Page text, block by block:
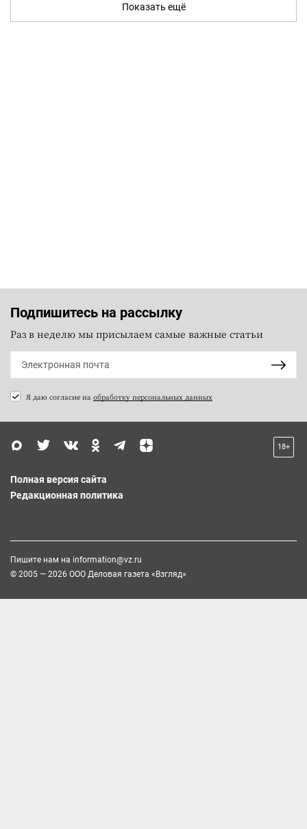
Показать ещё
Подпишитесь на рассылку
Раз в неделю мы присылаем самые важные статьи
Я даю согласие на обработку персональных данных
18+
Полная версия сайта
Редакционная политика
Пишите нам на information@vz.ru
© 2005 — 2026 ООО Деловая газета «Взгляд»